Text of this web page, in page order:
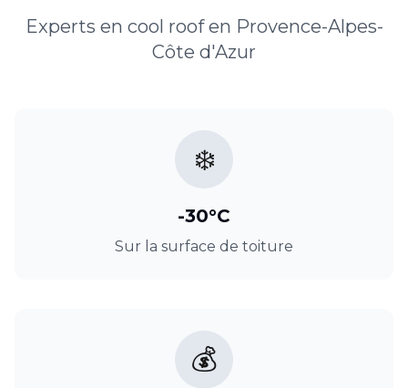
Experts en cool roofen Provence-Alpes-
Côte d'Azur
❄️
-30°C
Sur la surface de toiture
💰